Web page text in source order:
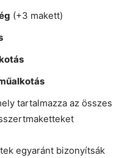
(+3 makett)
tartalmazza az összes
egyaránt bizonyítsák